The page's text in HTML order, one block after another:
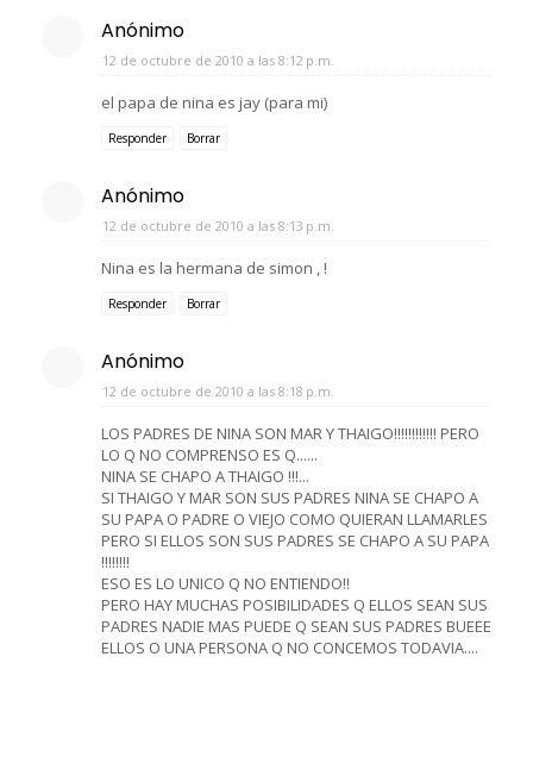
Anónimo
12 de octubre de 2010 a las 8:12 p.m.
el papa de nina es jay (para mi)
Responder Borrar
Anónimo
12 de octubre de 2010 a las 8:13 p.m.
Nina es la hermana de simon , !
Responder Borrar
Anónimo
12 de octubre de 2010 a las 8:18 p.m.
LOS PADRES DE NINA SON MAR Y THAIGO!!!!!!!!!!!! PERO
LO Q NO COMPRENSO ES Q......
NINA SE CHAPO A THAIGO !!!...
SI THAIGO Y MAR SON SUS PADRES NINA SE CHAPO A
SU PAPA O PADRE O VIEJO COMO QUIERAN LLAMARLES
PERO SI ELLOS SON SUS PADRES SE CHAPO A SU PAPA
!!!!!!!!
ESO ES LO UNICO Q NO ENTIENDO!!
PERO HAY MUCHAS POSIBILIDADES Q ELLOS SEAN SUS
PADRES NADIE MAS PUEDE Q SEAN SUS PADRES BUEEE
ELLOS O UNA PERSONA Q NO CONCEMOS TODAVIA....